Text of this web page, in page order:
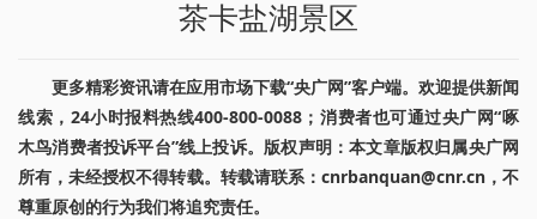
茶卡盐湖景区
更多精彩资讯请在应用市场下载“央广网”客户端。欢迎提供新闻
线索，24小时报料热线400-800-0088；消费者也可通过央广网“啄
木鸟消费者投诉平台”线上投诉。版权声明：本文章版权归属央广网
所有，未经授权不得转载。转载请联系：cnrbanquan@cnr.cn，不
尊重原创的行为我们将追究责任。